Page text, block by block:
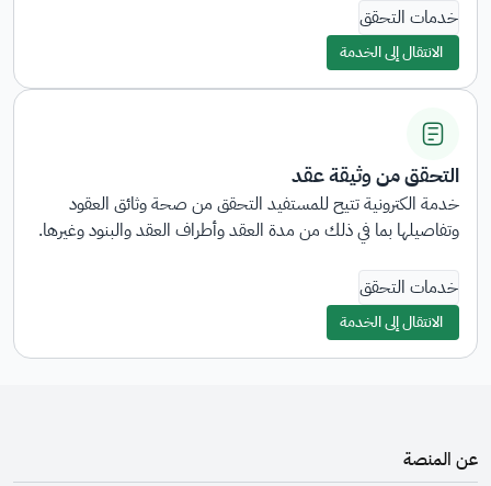
خدمات التحقق
التحقق من وثيقة عقد
خدمة الكترونية تتيح للمستفيد التحقق من صحة وثائق العقود
وتفاصيلها بما في ذلك من مدة العقد وأطراف العقد والبنود وغيرها.
خدمات التحقق
عن المنصة